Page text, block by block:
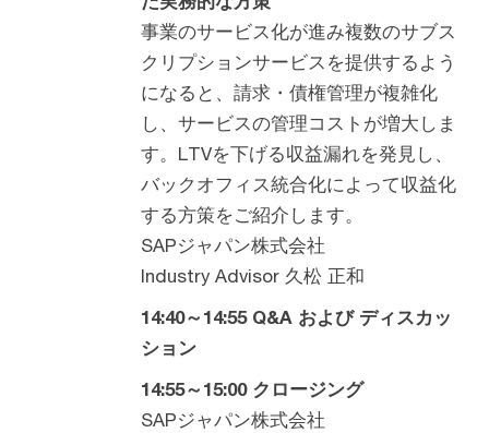
事業のサービス化が進み複数のサブス
クリプションサービスを提供するよう
になると、請求・債権管理が複雑化
し、サービスの管理コストが増大しま
す。LTVを下げる収益漏れを発見し、
バックオフィス統合化によって収益化
する方策をご紹介します。
SAPジャパン株式会社
Industry Advisor 久松 正和
14:40～14:55 Q&A および ディスカッ
ション
14:55～15:00 クロージング
SAPジャパン株式会社